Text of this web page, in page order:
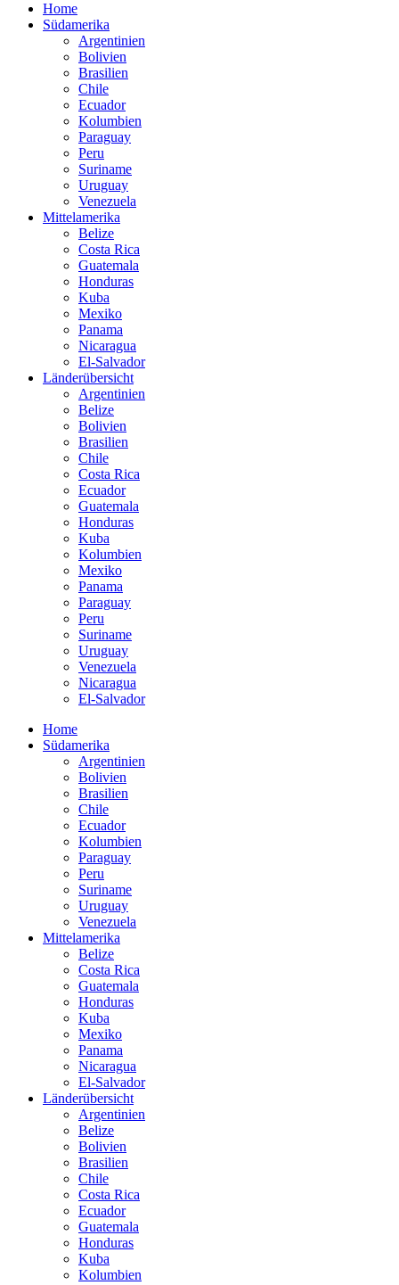
Home
Südamerika
Argentinien
Bolivien
Brasilien
Chile
Ecuador
Kolumbien
Paraguay
Peru
Suriname
Uruguay
Venezuela
Mittelamerika
Belize
Costa Rica
Guatemala
Honduras
Kuba
Mexiko
Panama
Nicaragua
El-Salvador
Länderübersicht
Argentinien
Belize
Bolivien
Brasilien
Chile
Costa Rica
Ecuador
Guatemala
Honduras
Kuba
Kolumbien
Mexiko
Panama
Paraguay
Peru
Suriname
Uruguay
Venezuela
Nicaragua
El-Salvador
Home
Südamerika
Argentinien
Bolivien
Brasilien
Chile
Ecuador
Kolumbien
Paraguay
Peru
Suriname
Uruguay
Venezuela
Mittelamerika
Belize
Costa Rica
Guatemala
Honduras
Kuba
Mexiko
Panama
Nicaragua
El-Salvador
Länderübersicht
Argentinien
Belize
Bolivien
Brasilien
Chile
Costa Rica
Ecuador
Guatemala
Honduras
Kuba
Kolumbien